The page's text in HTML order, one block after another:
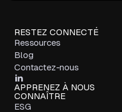
RESTEZ CONNECTÉ
Ressources
Blog
Contactez-nous
APPRENEZ À NOUS
CONNAÎTRE
ESG